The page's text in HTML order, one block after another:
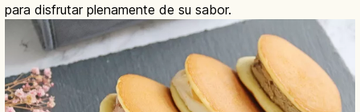
para disfrutar plenamente de su sabor.